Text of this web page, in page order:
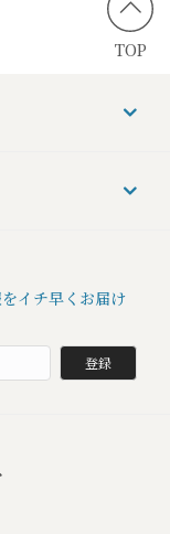
TOP
イチ早くお届け
登録